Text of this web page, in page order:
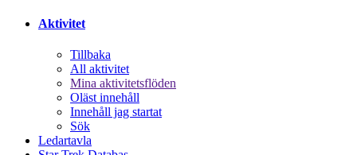
Aktivitet
Tillbaka
All aktivitet
Mina aktivitetsflöden
Oläst innehåll
Innehåll jag startat
Sök
Ledartavla